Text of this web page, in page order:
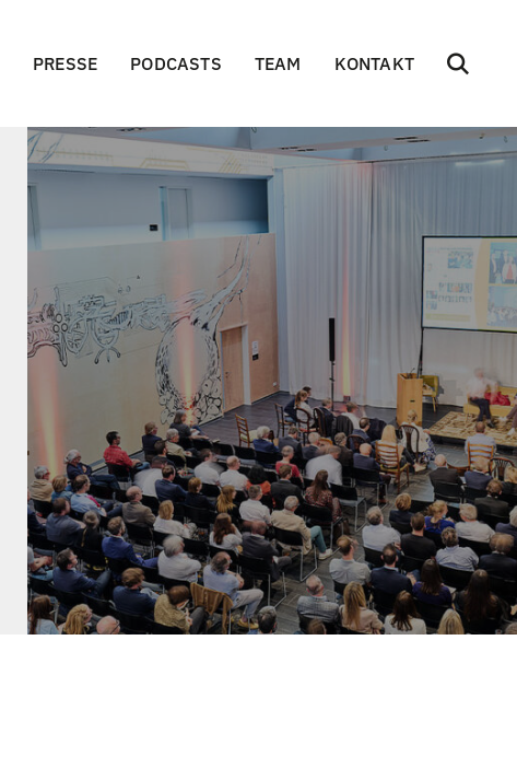
PRESSE PODCASTS TEAM KONTAKT